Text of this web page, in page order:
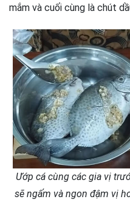
mắm và cuối cùng là chút
Ướp cá cùng các gia vị
sẽ ngấm và ngon đậm vị